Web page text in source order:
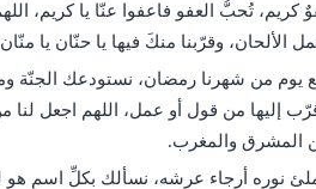
كريم، تُحبُّ العفو فاعفوا عنّا يا كريم،
الألحان، وقرّبنا منكَ فيها يا حنّان يا
يوم من شهرنا رمضان، نستودعك الجنّة
إليها من قول أو عمل، اللهم اجعل لنا
المشرق والمغرب.
ملئ نوره أرجاء عرشه، نسألك بكلِّ اسمٍ